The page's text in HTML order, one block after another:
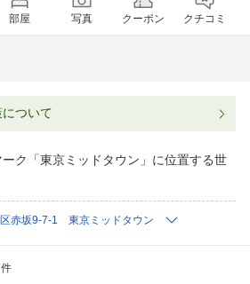
部屋 写真 クーポン クチコミ
ついて
ク「東京ミッドタウン」に位置する世
赤坂9-7-1 東京ミッドタウン